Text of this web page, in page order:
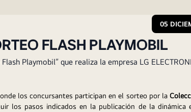
05
FLASH PLAYMOBIL
Playmobil” que realiza la empresa LG
los concursantes participan en el sorteo por la
los pasos indicados en la publicación de la dinámica